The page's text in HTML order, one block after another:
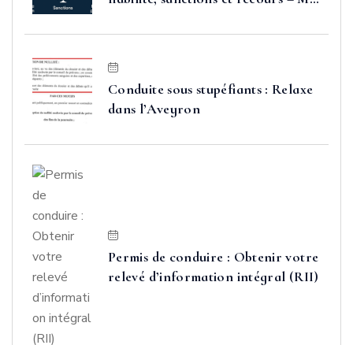
Conduite sous stupéfiants : Relaxe
dans l’Aveyron
Permis de conduire : Obtenir votre
relevé d’information intégral (RII)